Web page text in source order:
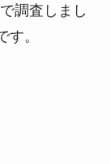
調査しまし
。